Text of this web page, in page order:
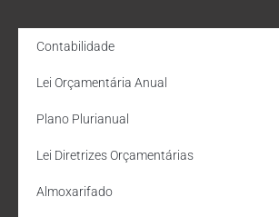
Contabilidade
Lei Orçamentária Anual
Plano Plurianual
Lei Diretrizes Orçamentárias
Almoxarifado